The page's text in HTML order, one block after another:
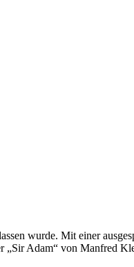
wurde. Mit einer
Adam“ von Manfred